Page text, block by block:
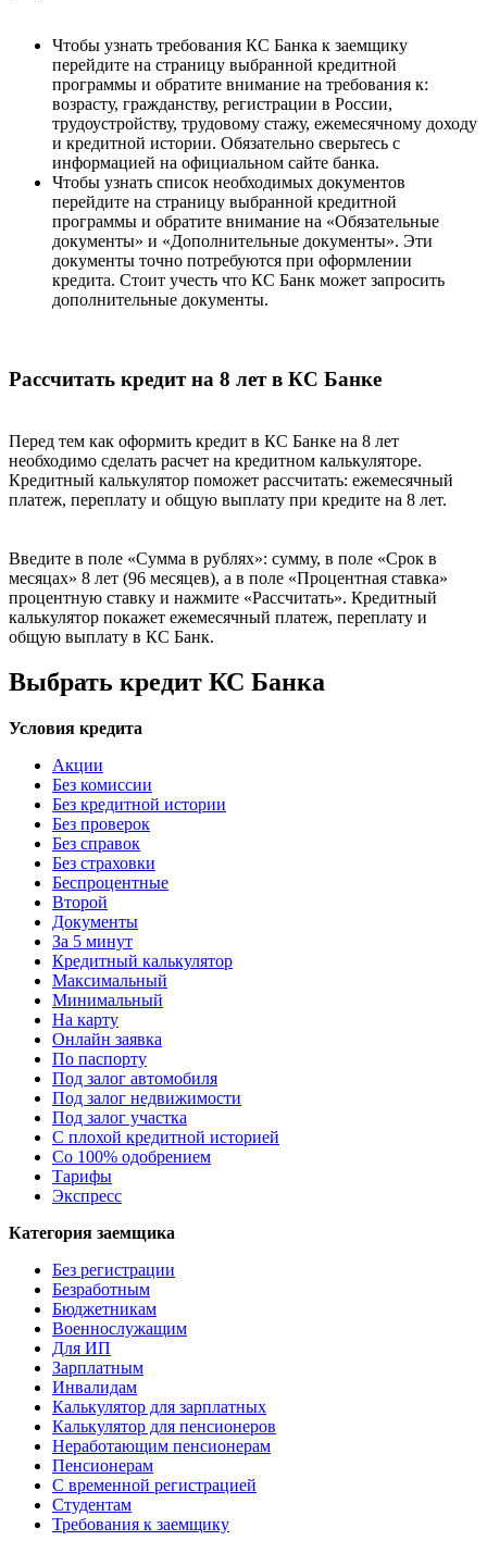
Чтобы узнать требования КС Банка к заемщику
перейдите на страницу выбранной кредитной
программы и обратите внимание на требования к:
возрасту, гражданству, регистрации в России,
трудоустройству, трудовому стажу, ежемесячному доходу
и кредитной истории. Обязательно сверьтесь с
информацией на официальном сайте банка.
Чтобы узнать список необходимых документов
перейдите на страницу выбранной кредитной
программы и обратите внимание на «Обязательные
документы» и «Дополнительные документы». Эти
документы точно потребуются при оформлении
кредита. Стоит учесть что КС Банк может запросить
дополнительные документы.
Рассчитать кредит на 8 лет в КС Банке
Перед тем как оформить кредит в КС Банке на 8 лет
необходимо сделать расчет на кредитном калькуляторе.
Кредитный калькулятор поможет рассчитать: ежемесячный
платеж, переплату и общую выплату при кредите на 8 лет.
Введите в поле «Сумма в рублях»: сумму, в поле «Срок в
месяцах» 8 лет (96 месяцев), а в поле «Процентная ставка»
процентную ставку и нажмите «Рассчитать». Кредитный
калькулятор покажет ежемесячный платеж, переплату и
общую выплату в КС Банк.
Выбрать кредит КС Банка
Условия кредита
Акции
Без комиссии
Без кредитной истории
Без проверок
Без справок
Без страховки
Беспроцентные
Второй
Документы
За 5 минут
Кредитный калькулятор
Максимальный
Минимальный
На карту
Онлайн заявка
По паспорту
Под залог автомобиля
Под залог недвижимости
Под залог участка
С плохой кредитной историей
Со 100% одобрением
Тарифы
Экспресс
Категория заемщика
Без регистрации
Безработным
Бюджетникам
Военнослужащим
Для ИП
Зарплатным
Инвалидам
Калькулятор для зарплатных
Калькулятор для пенсионеров
Неработающим пенсионерам
Пенсионерам
С временной регистрацией
Студентам
Требования к заемщику